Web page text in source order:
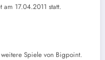
am 17.04.2011 statt.
Spiele von Bigpoint.